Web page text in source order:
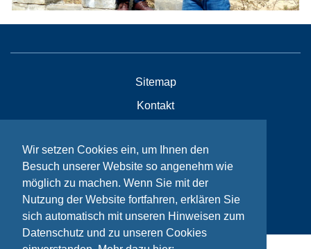
Wir setzen Cookies ein, um Ihnen den
Besuch unserer Website so angenehm wie
möglich zu machen. Wenn Sie mit der
Nutzung der Website fortfahren, erklären Sie
sich automatisch mit unseren Hinweisen zum
Datenschutz und zu unseren Cookies
Sitemap
Kontakt
Datenschutzhinweise
© Bikeaid 2026